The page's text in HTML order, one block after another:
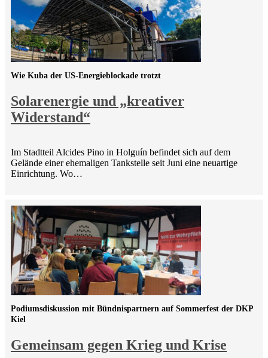
Solarenergie und „kreativer
Widerstand“
Wie Kuba der US-Energieblockade trotzt
Im Stadtteil Alcides Pino in Holguín befindet sich auf dem
Gelände einer ehemaligen Tankstelle seit Juni eine neuartige
Einrichtung. Wo…
Gemeinsam gegen Krieg und Krise
Podiumsdiskussion mit Bündnispartnern auf Sommerfest der DKP
Kiel